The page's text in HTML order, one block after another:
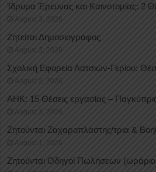
Ίδρυμα Έρευνας και Καινοτομίας: 2
August 3, 2026
Ζητείται Δημοσιογράφος
August 3, 2026
Σχολική Εφορεία Λατσιών-Γερίου:
August 3, 2026
ΑΗΚ: 15 Θέσεις εργασίας –
August 3, 2026
Ζητούνται Ζαχαροπλάστης/τρια &
August 1, 2026
Ζητούνται Οδηγοί Πωλήσεων